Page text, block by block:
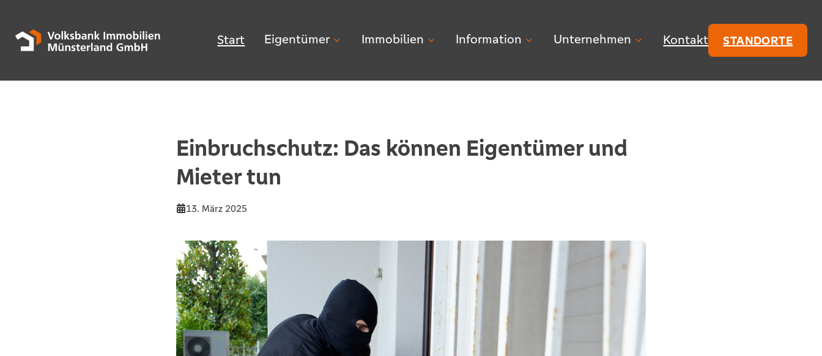
Start Eigentümer Immobilien Information Unternehmen Kontakt STANDORTE
Einbruchschutz: Das können Eigentümer und
Mieter tun
13. März 2025